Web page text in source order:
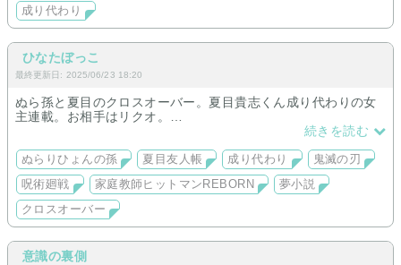
成り代わり
ひなたぼっこ
最終更新日: 2025/06/23 18:20
ぬら孫と夏目のクロスオーバー。夏目貴志くん成り代わりの女
主連載。お相手はリクオ。
最近、あやかし友人帳×復活夢も始めました。
続きを読む
ぬらりひょんの孫 夏目友人帳 成り代わり
鬼滅の刃
呪術廻戦
家庭教師ヒットマンREBORN
夢小説
クロスオーバー
意識の裏側